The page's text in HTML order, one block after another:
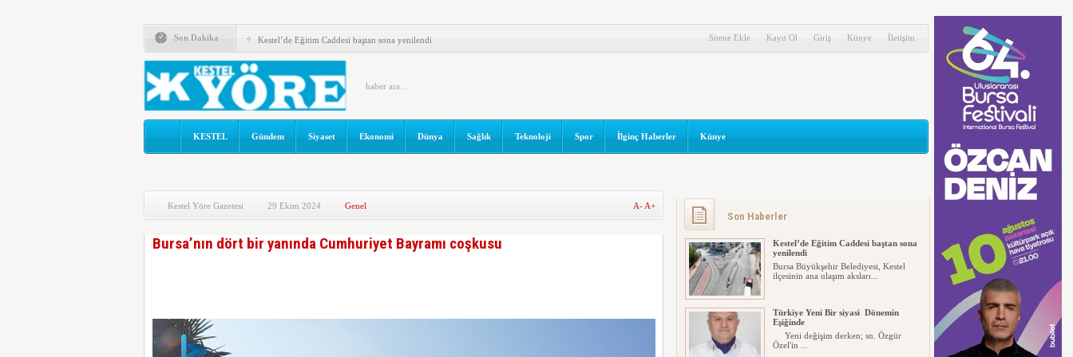
Son Dakika Kestel’de Eğitim Caddesi baştan sona yenilendi
Türkiye Yeni Bir siyasi Dönemin Eşiğinde
ÖNCE KAFA YAPISI DEĞİŞMELİ..!
KOLTUKTAR OĞLU
HAKETMEYENLER KOLTUKTA..!
Sitene Ekle Kayıt Ol Giriş Künye İletişim
KESTEL Gündem Siyaset Ekonomi Dünya Sağlık Teknoloji Spor İlginç Haberler Künye
Kestel Yöre Gazetesi 29 Ekim 2024 Genel A- A+
Bursa’nın dört bir yanında Cumhuriyet Bayramı coşkusu
Son Haberler
‘Mekke Anlaşması’ Güvenlik değil,
savaş getirir!
Kestel’de Eğitim Caddesi baştan sona
yenilendi
Bursa Büyükşehir Belediyesi, Kestel
ilçesinin ana ulaşım aksları...
Türkiye Yeni Bir siyasi Dönemin
Eşiğinde
Yeni değişim derken; sn. Özgür
Özel'in ...